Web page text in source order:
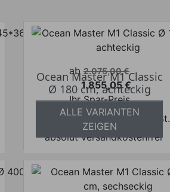
Verkaufspreis
ab 2.075,00 €
Preis
1.855,05 €
Ihr Spar-Preis
Preise inkl. ges. MwSt.
absolut versandkostenfrei
Ocean Master M1 Classic
Ø 180 cm, achteckig
ALLE VARIANTEN
ZEIGEN